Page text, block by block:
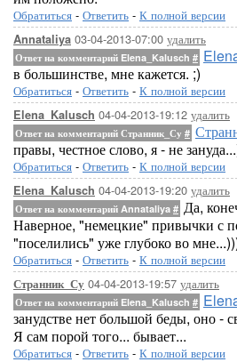
Обратиться - Ответить - К полной версии
Annataliya 03-04-2013-07:00 удалить
Ответ на комментарий Elena_Kalusch #
в большинстве, мне кажется. ;)
Обратиться - Ответить - К полной версии
Elena_Kalusch 04-04-2013-19:12 удалить
Ответ на комментарий Странник_Су #
правы, честное слово, я - не
Обратиться - Ответить - К полной версии
Elena_Kalusch 04-04-2013-19:20 удалить
Ответ на комментарий Annataliya # Да,
Наверное, "немецкие" привычки с
"поселились" уже глубоко во
Обратиться - Ответить - К полной версии
Странник_Су 04-04-2013-19:57 удалить
Ответ на комментарий Elena_Kalusch #
занудстве нет большой беды, оно -
Я сам порой того... бывает...
Обратиться - Ответить - К полной версии